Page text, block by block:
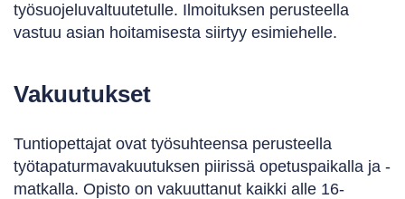
työsuojeluvaltuutetulle. Ilmoituksen perusteella
vastuu asian hoitamisesta siirtyy esimiehelle.
Vakuutukset
Tuntiopettajat ovat työsuhteensa perusteella
työtapaturmavakuutuksen piirissä opetuspaikalla ja -
matkalla. Opisto on vakuuttanut kaikki alle 16-